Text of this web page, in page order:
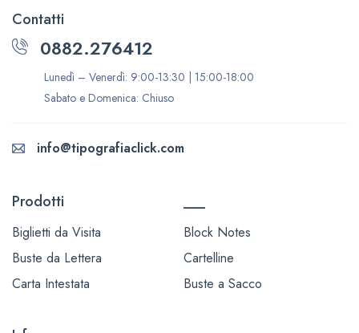
Contatti
0882.276412
Lunedì – Venerdì: 9:00-13:30 | 15:00-18:00
Sabato e Domenica: Chiuso
info@tipografiaclick.com
Prodotti
Biglietti da Visita
Buste da Lettera
Carta Intestata
Block Notes
Cartelline
Buste a Sacco